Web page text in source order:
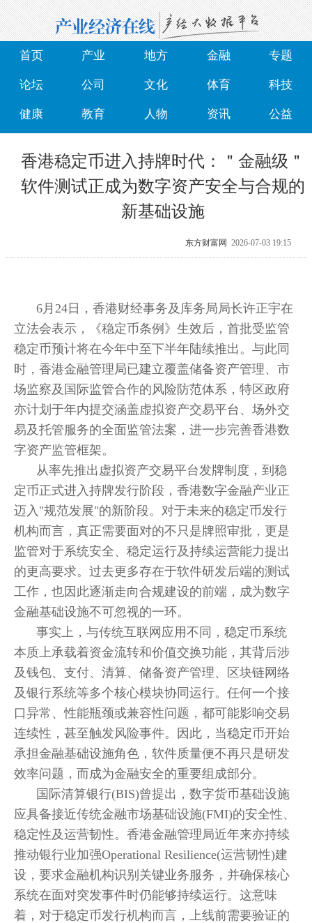
首页 产业 地方 金融 专题
论坛 公司 文化 体育 科技
健康 教育 人物 资讯 公益
香港稳定币进入持牌时代：＂金融级＂
软件测试正成为数字资产安全与合规的
新基础设施
东方财富网 2026-07-03 19:15
6月24日，香港财经事务及库务局局长许正宇在
立法会表示，《稳定币条例》生效后，首批受监管
稳定币预计将在今年中至下半年陆续推出。与此同
时，香港金融管理局已建立覆盖储备资产管理、市
场监察及国际监管合作的风险防范体系，特区政府
亦计划于年内提交涵盖虚拟资产交易平台、场外交
易及托管服务的全面监管法案，进一步完善香港数
字资产监管框架。
从率先推出虚拟资产交易平台发牌制度，到稳
定币正式进入持牌发行阶段，香港数字金融产业正
迈入"规范发展"的新阶段。对于未来的稳定币发行
机构而言，真正需要面对的不只是牌照审批，更是
监管对于系统安全、稳定运行及持续运营能力提出
的更高要求。过去更多存在于软件研发后端的测试
工作，也因此逐渐走向合规建设的前端，成为数字
金融基础设施不可忽视的一环。
事实上，与传统互联网应用不同，稳定币系统
本质上承载着资金流转和价值交换功能，其背后涉
及钱包、支付、清算、储备资产管理、区块链网络
及银行系统等多个核心模块协同运行。任何一个接
口异常、性能瓶颈或兼容性问题，都可能影响交易
连续性，甚至触发风险事件。因此，当稳定币开始
承担金融基础设施角色，软件质量便不再只是研发
效率问题，而成为金融安全的重要组成部分。
国际清算银行(BIS)曾提出，数字货币基础设施
应具备接近传统金融市场基础设施(FMI)的安全性、
稳定性及运营韧性。香港金融管理局近年来亦持续
推动银行业加强Operational Resilience(运营韧性)建
设，要求金融机构识别关键业务服务，并确保核心
系统在面对突发事件时仍能够持续运行。这意味
着，对于稳定币发行机构而言，上线前需要验证的